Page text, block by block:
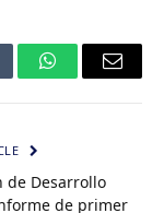
WhatsAppEmail
de Desarrollo
de primer